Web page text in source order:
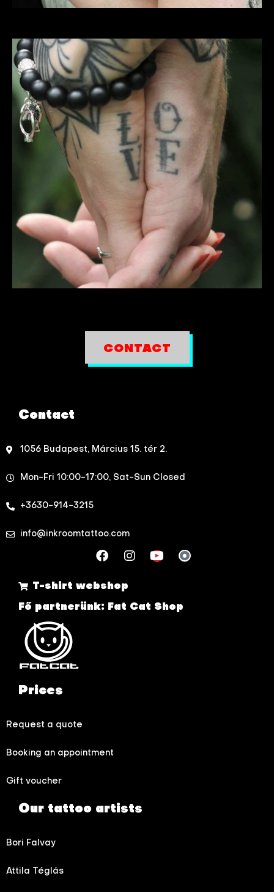
CONTACT
Prices
Request a quote
Booking an appointment
Gift voucher
Our tattoo artists
Bori Falvay
Attila Téglás
Contact
1056 Budapest, Március 15. tér 2.
Mon-Fri 10:00-17:00, Sat-Sun Closed
+3630-914-3215
info@inkroomtattoo.com
T-shirt webshop
Fő partnerünk: Fat Cat Shop